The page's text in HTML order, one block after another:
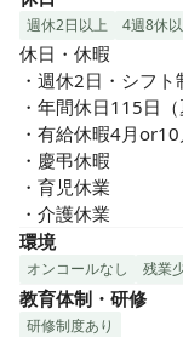
週休2日以上 4週8休
休日・休暇
・週休2日・シフト
・年間休日115日
・有給休暇4月
・慶弔休暇
・育児休業
・介護休業
環境
オンコールなし 残業
教育体制・研修
研修制度あり